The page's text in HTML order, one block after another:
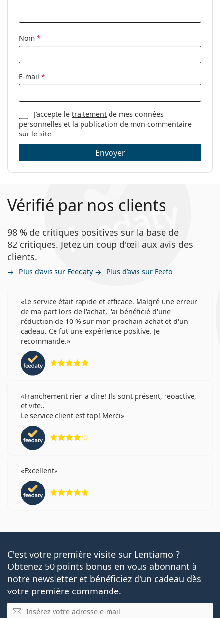
nettoyage:
Oui
Catégorie:
Lunettes de vue
Marque:
Michael Kors
Code:
0MK4082 3005 54
Nom *
E-mail *
J’accepte letraitement de mes données
personnelles et la publication de mon commentaire
sur le site
Envoyer
Vérifié par nos clients
98 % de critiques positives sur la base de
82 critiques. Jetez un coup d'œil aux avis des
clients.
Plus d’avis sur Feedaty Plus d’avis sur Feefo
Le service était rapide et efficace. Malgré une erreur
de ma part lors de l'achat, j'ai bénéficié d'une
réduction de 10 % sur mon prochain achat et d'un
cadeau. Ce fut une expérience positive. Je
recommande.
Franchement rien a dire! Ils sont présent, reoactive,
et vite..
Le service client est top! Merci
Excellent
C'est votre première visite sur Lentiamo ?
Obtenez 50 points bonus en vous abonnant à
notre newsletter et bénéficiez d'un cadeau dès
votre première commande.
E-mail